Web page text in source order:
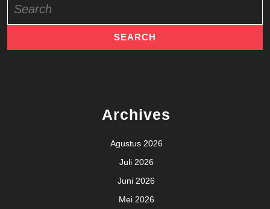
for:
Archives
Agustus 2026
Juli 2026
Juni 2026
Mei 2026